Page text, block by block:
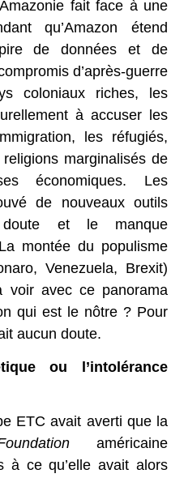
fait face à une
qu’Amazon étend
de données et de
d’après-guerre
coloniaux riches, les
à accuser les
les réfugiés,
marginalisés de
économiques. Les
de nouveaux outils
et le manque
montée du populisme
Venezuela, Brexit)
voir avec ce panorama
qui est le nôtre ? Pour
aucun doute.
ou l’intolérance
ETC avait averti que la
américaine
à ce qu’elle avait alors